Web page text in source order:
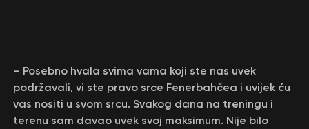
– Posebno hvala svima vama koji ste nas uvek
podržavali, vi ste pravo srce Fenerbahčea i uvijek ću
vas nositi u svom srcu. Svakog dana na treningu i
terenu sam davao uvek svoj maksimum. Nije bilo